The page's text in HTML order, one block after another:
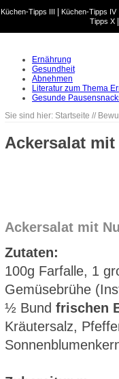
Küchen-Tipps III Küchen-Tipps IV
Tipps X
Ernährung
Gesundheit
Abnehmen
Literatur zum Thema
Gesunde
Sie sind hier: Startseite //
Ackersalat
Ackersalat mit
Zutaten:
100g Farfalle, 1
Gemüsebrühe
½ Bund frischen
Kräutersalz,